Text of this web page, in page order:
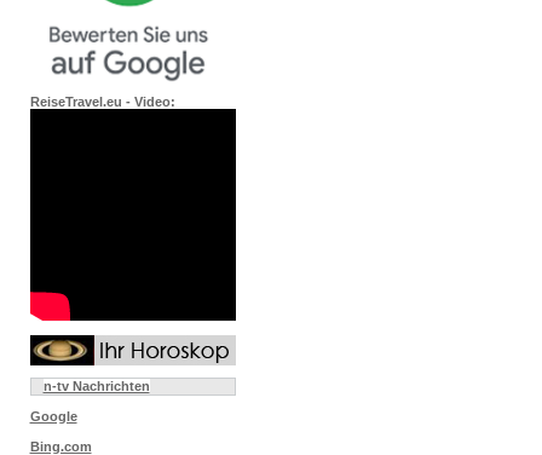
ReiseTravel.eu - Video:
n-tv Nachrichten
Google
Bing.com